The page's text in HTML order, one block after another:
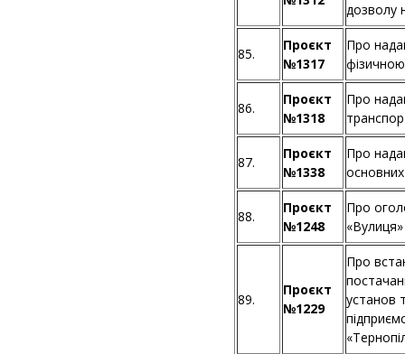
дозволу
85.
Проєкт
№1317
Про
86.
Проєкт
№1318
Про
87.
Проєкт
№1338
Про
88.
Проєкт
№1248
Про
«Вулиця»
89.
Проєкт
№1229
Про
установ